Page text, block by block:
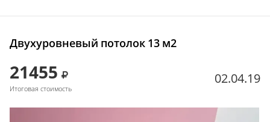
Двухуровневый потолок 13 м2
21455
Итоговая стоимость
02.04.19